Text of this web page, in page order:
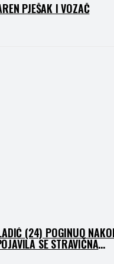
PJEŠAK I VOZAČ
(24) POGINUO
SE STRAVIČNA